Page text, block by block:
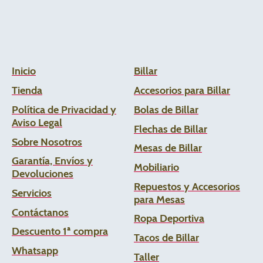
Inicio
Tienda
Política de Privacidad y
Aviso Legal
Sobre Nosotros
Garantía, Envíos y
Devoluciones
Servicios
Contáctanos
Descuento 1ª compra
Whatsapp
Billar
Accesorios para Billar
Bolas de Billar
Flechas de Billar
Mesas de Billar
Mobiliario
Repuestos y Accesorios
para Mesas
Ropa Deportiva
Tacos de Billar
Taller